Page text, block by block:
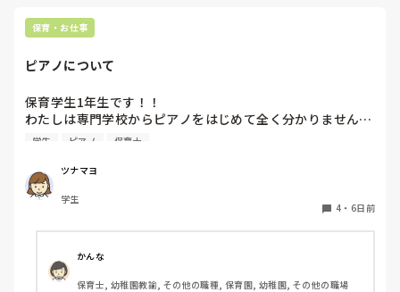
保育・お仕事
ピアノについて
保育学生1年生です！！
わたしは専門学校からピアノをはじめて全く分かりません…
ピアノはとりあえず弾きまくれ！と言われましたがいまいち
にもこんな苦戦してる人はじめて見たと言われる始末です🥲︎
保育士になって弾かなきゃいけないと考えるだけでゾッとし
ます😭
安です、
学生 ピアノ 保育士
ツナマヨ
学生
4 ・ 6日前
かんな
保育士, 幼稚園教諭, その他の職種, 保育園, 幼稚園, その他の職場